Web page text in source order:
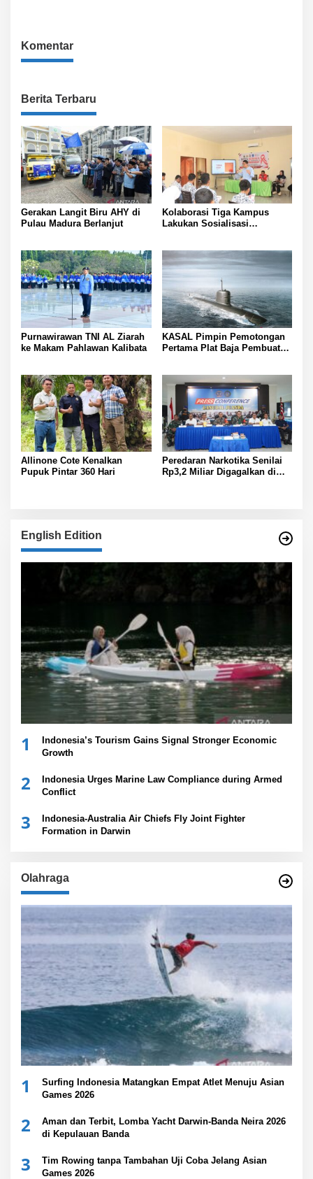
Komentar
Berita Terbaru
Gerakan Langit Biru AHY di
Pulau Madura Berlanjut
Kolaborasi Tiga Kampus
Lakukan Sosialisasi
Purnawirawan TNI AL Ziarah
ke Makam Pahlawan Kalibata
KASAL Pimpin Pemotongan
Pertama Plat Baja Pembuatan
Allinone Cote Kenalkan
Pupuk Pintar 360 Hari
Peredaran Narkotika Senilai
Rp3,2 Miliar Digagalkan di
English Edition
1
Indonesia’s Tourism Gains Signal Stronger Economic
Growth
2
Indonesia Urges Marine Law Compliance during Armed
Conflict
3
Indonesia-Australia Air Chiefs Fly Joint Fighter
Formation in Darwin
Olahraga
1
Surfing Indonesia Matangkan Empat Atlet Menuju Asian
Games 2026
2
Aman dan Terbit, Lomba Yacht Darwin-Banda Neira 2026
di Kepulauan Banda
3
Tim Rowing tanpa Tambahan Uji Coba Jelang Asian
Games 2026